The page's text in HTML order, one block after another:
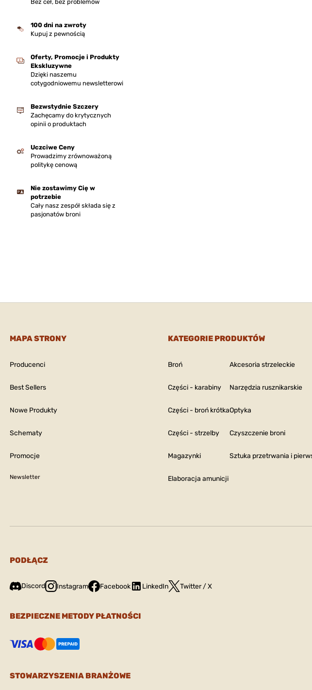
Bez ceł, bez problemów
100 dni na zwroty
Kupuj z pewnością
Oferty, Promocje i Produkty
Ekskluzywne
Dzięki naszemu
cotygodniowemu newsletterowi
Bezwstydnie Szczery
Zachęcamy do krytycznych
opinii o produktach
Uczciwe Ceny
Prowadzimy zrównoważoną
politykę cenową
Nie zostawimy Cię w
potrzebie
Cały nasz zespół składa się z
pasjonatów broni
MAPA STRONY
Producenci
Best Sellers
Nowe Produkty
Schematy
Promocje
Newsletter
KATEGORIE PRODUKTÓW
Broń
Części - karabiny
Części - broń krótka
Części - strzelby
Magazynki
Elaboracja amunicji
Akcesoria strzeleckie
Narzędzia rusznikarskie
Optyka
Czyszczenie broni
Sztuka przetrwania i
PODŁĄCZ
Discord Instagram Facebook LinkedIn Twitter / X
BEZPIECZNE METODY PŁATNOŚCI
STOWARZYSZENIA BRANŻOWE